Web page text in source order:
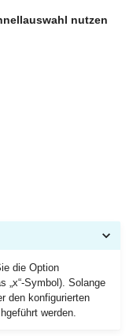
nutzen
die Option
„x“-Symbol). Solange
den konfigurierten
werden.